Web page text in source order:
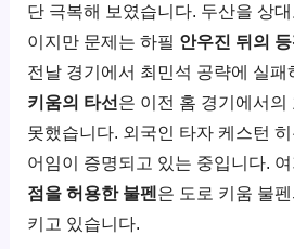
단 극복해 보였습니다. 두산을 상
이지만 문제는 하필 안우진 뒤의
전날 경기에서 최민석 공략에 실패
키움의 타선은 이전 홈 경기에서의
못했습니다. 외국인 타자 케스턴
어임이 증명되고 있는 중입니다.
점을 허용한 불펜은 도로 키움 불
키고 있습니다.